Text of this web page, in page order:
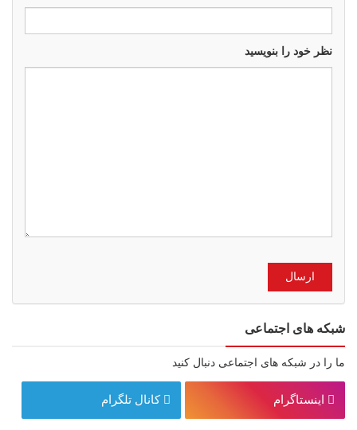
نظر خود را بنویسید
شبکه های اجتماعی
ما را در شبکه های اجتماعی دنبال کنید
اینستاگرام کانال تلگرام